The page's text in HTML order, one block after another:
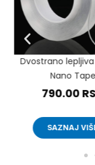
Dvostrano
Nano Tape
790.00
SAZNAJ